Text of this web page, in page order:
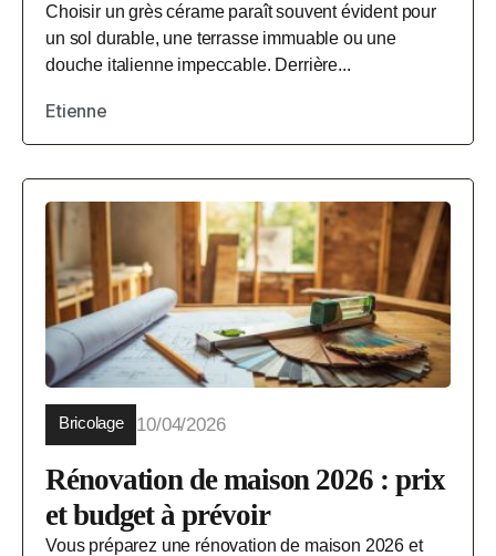
Choisir un grès cérame paraît souvent évident pour
un sol durable, une terrasse immuable ou une
douche italienne impeccable. Derrière...
Etienne
Bricolage 10/04/2026
Rénovation de maison 2026 : prix
et budget à prévoir
Vous préparez une rénovation de maison 2026 et